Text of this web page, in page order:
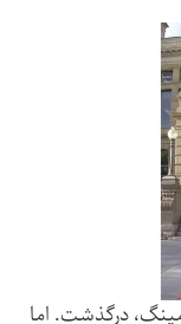
وایومینگ، درگذشت. اما